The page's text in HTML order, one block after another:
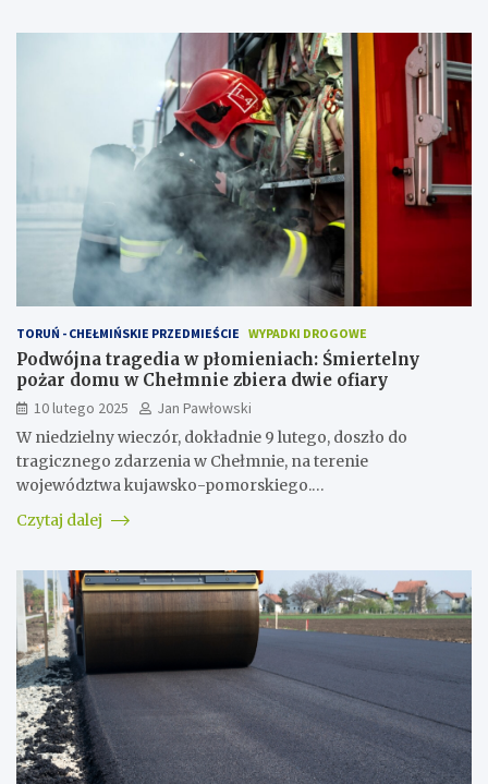
TORUŃ - CHEŁMIŃSKIE PRZEDMIEŚCIE WYPADKI DROGOWE
Podwójna tragedia w płomieniach: Śmiertelny
pożar domu w Chełmnie zbiera dwie ofiary
10 lutego 2025
Jan Pawłowski
W niedzielny wieczór, dokładnie 9 lutego, doszło do
tragicznego zdarzenia w Chełmnie, na terenie
województwa kujawsko-pomorskiego.…
Czytaj dalej